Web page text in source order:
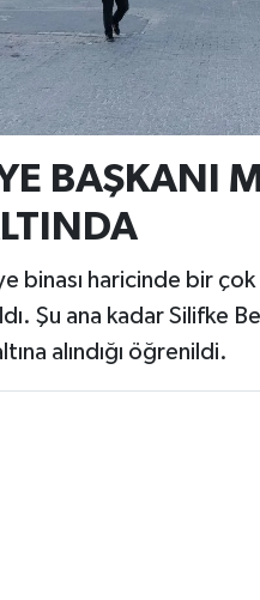
BAŞKANI
binası haricinde bir
Şu ana kadar Silifke
alındığı öğrenildi.